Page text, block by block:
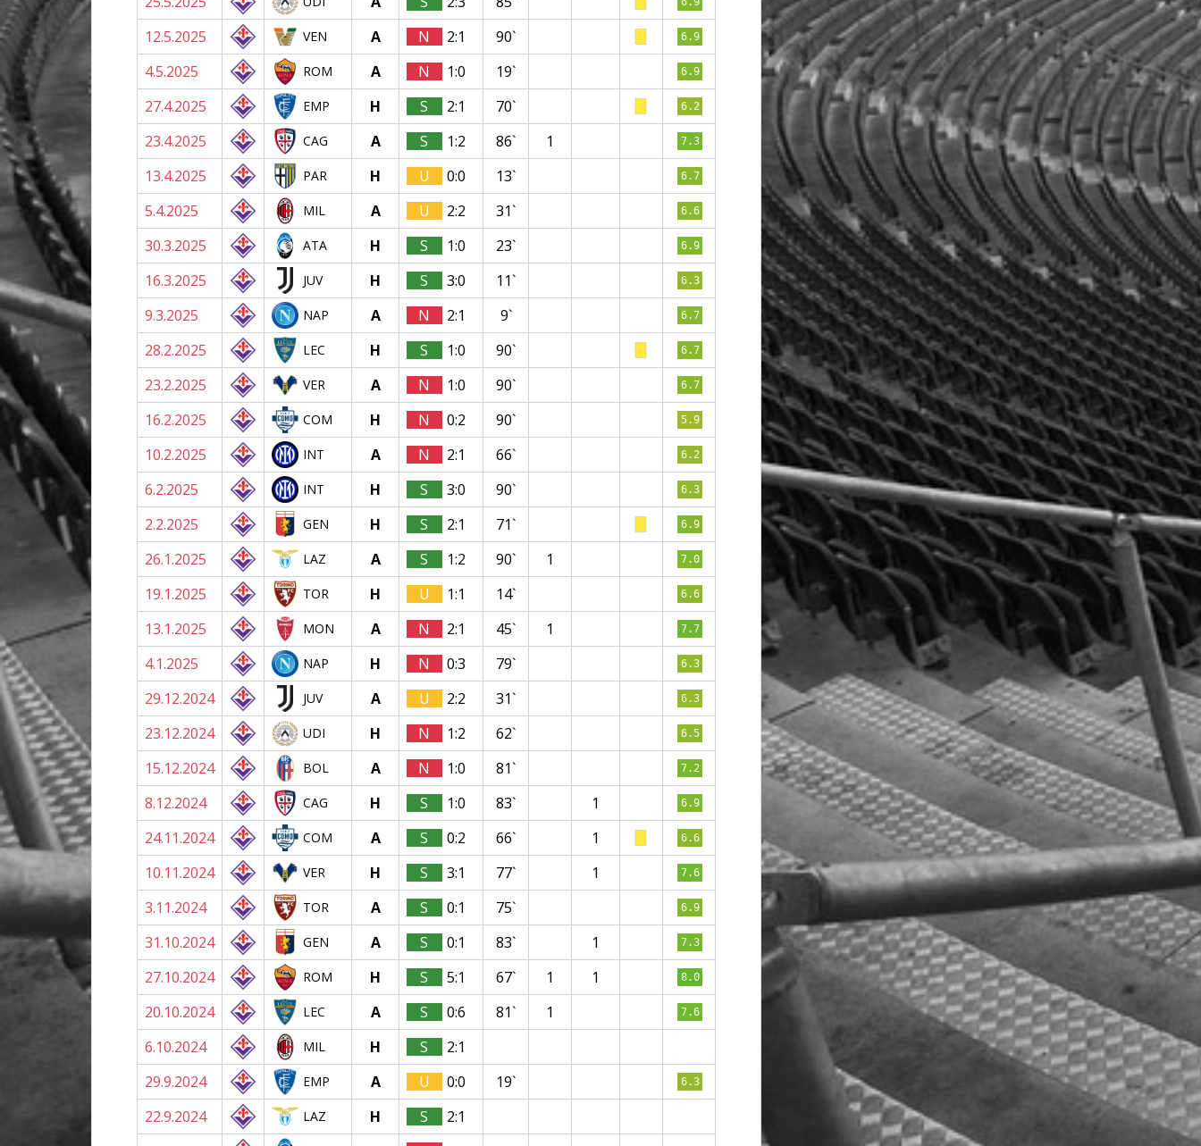
12.5.2025 VEN A N 2:1 90` 6.9
4.5.2025 ROM A N 1:0 19` 6.9
27.4.2025 EMP H S 2:1 70` 6.2
23.4.2025 CAG A S 1:2 86` 1 7.3
13.4.2025 PAR H U 0:0 13` 6.7
5.4.2025 MIL A U 2:2 31` 6.6
30.3.2025 ATA H S 1:0 23` 6.9
16.3.2025 JUV H S 3:0 11` 6.3
9.3.2025 NAP A N 2:1 9` 6.7
28.2.2025 LEC H S 1:0 90` 6.7
23.2.2025 VER A N 1:0 90` 6.7
16.2.2025 COM H N 0:2 90` 5.9
10.2.2025 INT A N 2:1 66` 6.2
6.2.2025 INT H S 3:0 90` 6.3
2.2.2025 GEN H S 2:1 71` 6.9
26.1.2025 LAZ A S 1:2 90` 1 7.0
19.1.2025 TOR H U 1:1 14` 6.6
13.1.2025 MON A N 2:1 45` 1 7.7
4.1.2025 NAP H N 0:3 79` 6.3
29.12.2024 JUV A U 2:2 31` 6.3
23.12.2024 UDI H N 1:2 62` 6.5
15.12.2024 BOL A N 1:0 81` 7.2
8.12.2024 CAG H S 1:0 83` 1 6.9
24.11.2024 COM A S 0:2 66` 1 6.6
10.11.2024 VER H S 3:1 77` 1 7.6
3.11.2024 TOR A S 0:1 75` 6.9
31.10.2024 GEN A S 0:1 83` 1 7.3
27.10.2024 ROM H S 5:1 67` 1 1 8.0
20.10.2024 LEC A S 0:6 81` 1 7.6
6.10.2024 MIL H S
2:1
29.9.2024
EMP A U 0:0 19` 6.3
22.9.2024 LAZ H S
2:1